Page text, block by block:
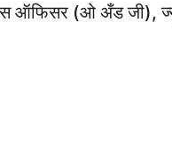
ऑफिसर (ओ अँड जी),